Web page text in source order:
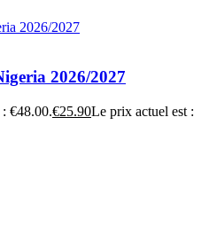
2026/2027
€48.00.€25.90Le prix actuel est :